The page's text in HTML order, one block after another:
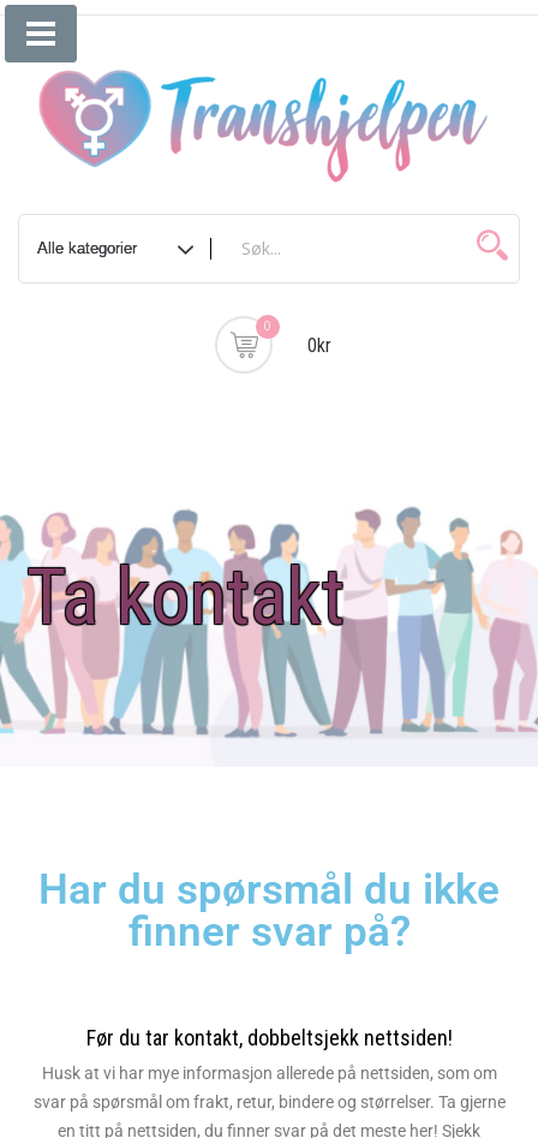
0
0kr
Ta kontakt
Har du spørsmål du ikke
finner svar på?
Før du tar kontakt, dobbeltsjekk nettsiden!
Husk at vi har mye informasjon allerede på nettsiden, som om
svar på spørsmål om frakt, retur, bindere og størrelser. Ta gjerne
en titt på nettsiden, du finner svar på det meste her! Sjekk